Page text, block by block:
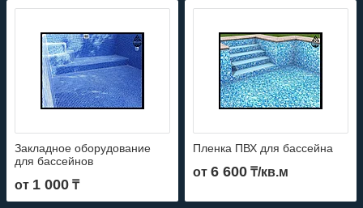
Закладное оборудование
для бассейнов
от 1 000 ₸
Пленка ПВХ для бассейна
от6 600 ₸/кв.м